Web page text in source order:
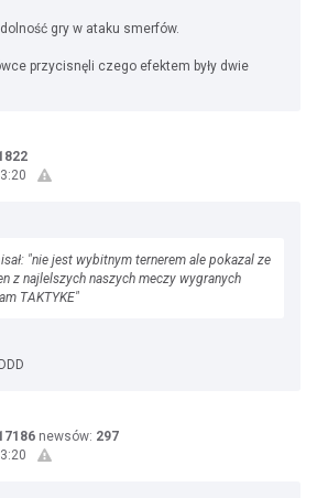
gry w ataku smerfów.
przycisnęli czego efektem były dwie
"nie jest wybitnym ternerem ale pokazal ze
z najlelszych naszych meczy wygranych
TAKTYKE"
newsów: 297